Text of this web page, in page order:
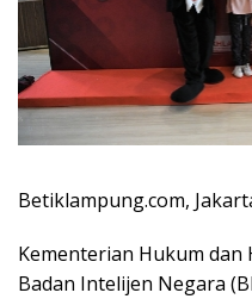
Betiklampung.com,
Kementerian Hukum dan
Badan Intelijen Negara